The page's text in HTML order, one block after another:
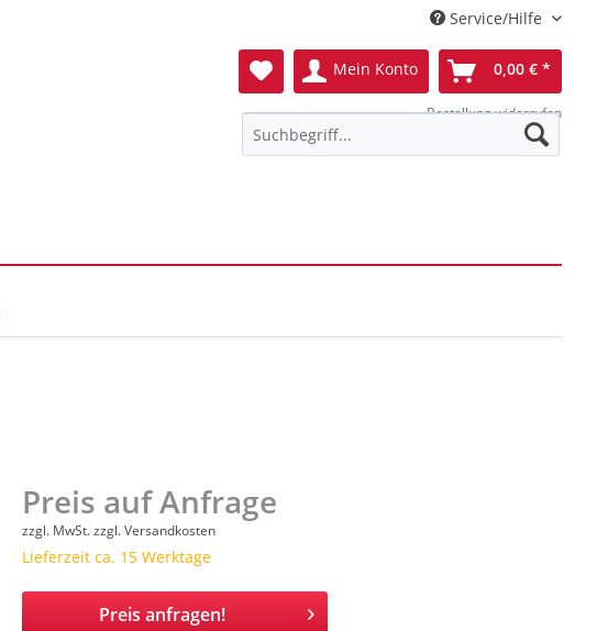
Service/Hilfe
Mein Konto 0,00 € *
Bestellung widerrufen
Preis auf Anfrage
zzgl. MwSt.zzgl. Versandkosten
Lieferzeit ca. 15 Werktage
Preis anfragen!